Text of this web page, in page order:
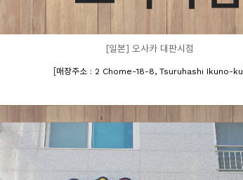
[일본] 오사카 대판시점
[매장주소 : 2 Chome-18-8, Tsuruhashi Ikuno-ku